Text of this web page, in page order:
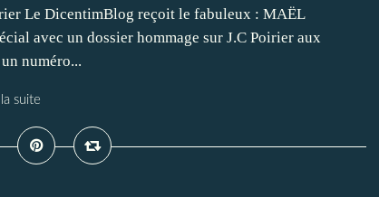
Le DicentimBlog reçoit le fabuleux : MAËL
avec un dossier hommage sur J.C Poirier aux
numéro...
suite